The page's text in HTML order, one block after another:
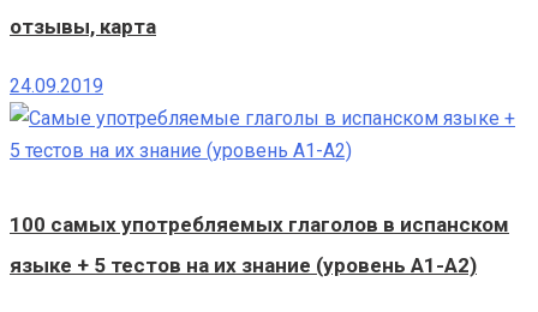
отзывы, карта
24.09.2019
100 самых употребляемых глаголов в испанском
языке + 5 тестов на их знание (уровень A1-A2)